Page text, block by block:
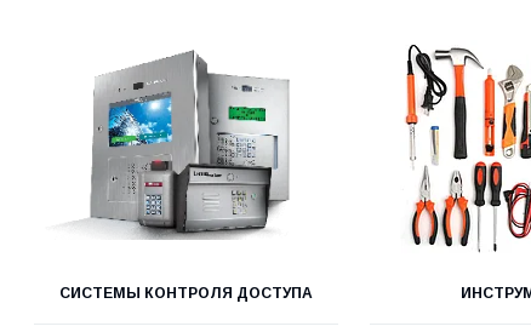
СИСТЕМЫ КОНТРОЛЯ ДОСТУПА